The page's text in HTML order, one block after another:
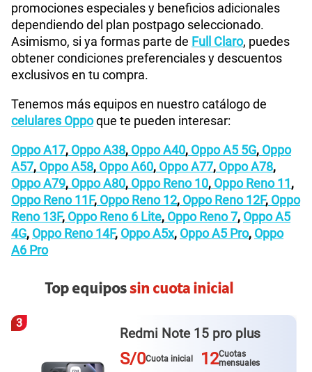
promociones especiales y beneficios adicionales
dependiendo del plan postpago seleccionado.
Asimismo, si ya formas parte de Full Claro, puedes
obtener condiciones preferenciales y descuentos
exclusivos en tu compra.
Tenemos más equipos en nuestro catálogo de
celulares Oppoque te pueden interesar:
Oppo A17, Oppo A38, Oppo A40, Oppo A5 5G, Oppo
A57, Oppo A58, Oppo A60, Oppo A77, Oppo A78,
Oppo A79, Oppo A80, Oppo Reno 10, Oppo Reno 11,
Oppo Reno 11F, Oppo Reno 12, Oppo Reno 12F, Oppo
Reno 13F, Oppo Reno 6 Lite, Oppo Reno 7, Oppo A5
4G, Oppo Reno 14F, Oppo A5x, Oppo A5 Pro, Oppo
A6 Pro
Top equipossin cuota inicial
3
Redmi Note 15 pro plus
S/0Cuota inicial 12Cuotas
mensuales